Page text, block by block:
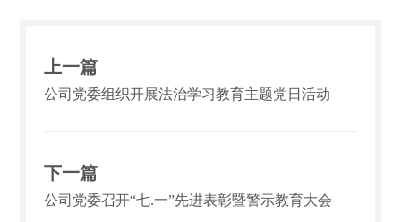
上一篇
公司党委组织开展法治学习教育主题党日活动
下一篇
公司党委召开“七.一”先进表彰暨警示教育大会